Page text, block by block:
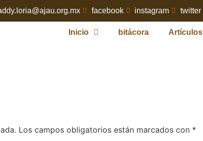
facebook instagram twitter
Inicio bitácora Artículos
Los campos obligatorios están marcados con *